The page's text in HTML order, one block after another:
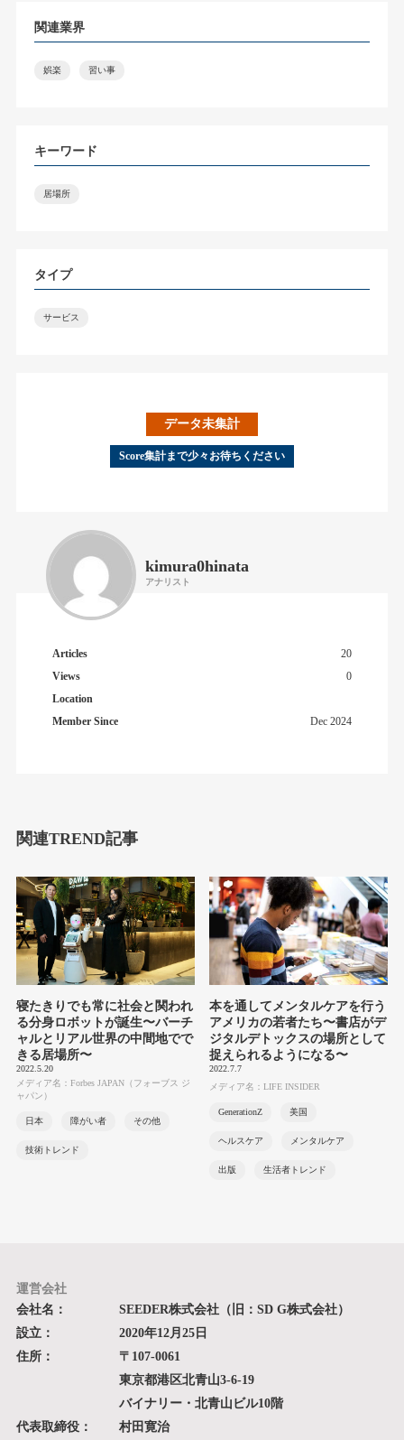
関連業界
娯楽 習い事
キーワード
居場所
タイプ
サービス
データ未集計
Score集計まで少々お待ちください
kimura0hinata
アナリスト
Articles
20
Views
0
Location
Member Since
Dec 2024
関連TREND記事
寝たきりでも常に社会と関われ
る分身ロボットが誕生〜バーチ
ャルとリアル世界の中間地でで
きる居場所〜
2022.5.20
メディア名：Forbes JAPAN（フォーブス ジ
ャパン）
日本 障がい者 その他
技術トレンド
本を通してメンタルケアを行う
アメリカの若者たち〜書店がデ
ジタルデトックスの場所として
捉えられるようになる〜
2022.7.7
メディア名：LIFE INSIDER
GenerationZ 美国
ヘルスケア メンタルケア
出版 生活者トレンド
運営会社
会社名：
SEEDER株式会社（旧：SD G株式会社）
設立：
2020年12月25日
住所：
〒107-0061
東京都港区北青山3-6-19
バイナリー・北青山ビル10階
代表取締役：
村田寛治